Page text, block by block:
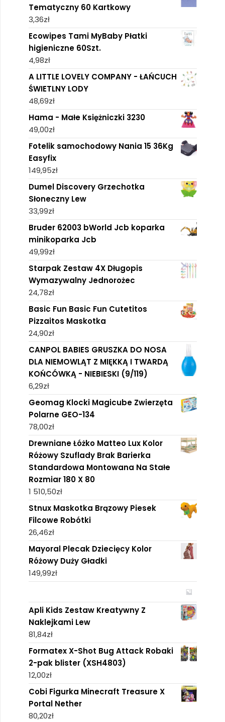
Tematyczny 60 Kartkowy
3,36zł
Ecowipes Tami MyBaby Płatki
higieniczne 60Szt.
4,98zł
A LITTLE LOVELY COMPANY - ŁAŃCUCH
ŚWIETLNY LODY
48,69zł
Hama - Małe Księżniczki 3230
49,00zł
Fotelik samochodowy Nania 15 36Kg
Easyfix
149,95zł
Dumel Discovery Grzechotka
Słoneczny Lew
33,99zł
Bruder 62003 bWorld Jcb koparka
minikoparka Jcb
49,99zł
Starpak Zestaw 4X Długopis
Wymazywalny Jednorożec
24,78zł
Basic Fun Basic Fun Cutetitos
Pizzaitos Maskotka
24,90zł
CANPOL BABIES GRUSZKA DO NOSA
DLA NIEMOWLĄT Z MIĘKKĄ I TWARDĄ
KOŃCÓWKĄ - NIEBIESKI (9/119)
6,29zł
Geomag Klocki Magicube Zwierzęta
Polarne GEO-134
78,00zł
Drewniane Łóżko Matteo Lux Kolor
Różowy Szuflady Brak Barierka
Standardowa Montowana Na Stałe
Rozmiar 180 X 80
1 510,50zł
Stnux Maskotka Brązowy Piesek
Filcowe Robótki
26,46zł
Mayoral Plecak Dziecięcy Kolor
Różowy Duży Gładki
149,99zł
Apli Kids Zestaw Kreatywny Z
Naklejkami Lew
81,84zł
Formatex X-Shot Bug Attack Robaki
2-pak blister (XSH4803)
12,00zł
Cobi Figurka Minecraft Treasure X
Portal Nether
80,20zł